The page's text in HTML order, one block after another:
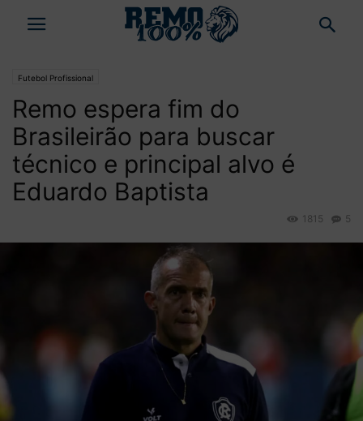
Futebol Profissional
Remo espera fim do
Brasileirão para buscar
técnico e principal alvo é
Eduardo Baptista
5
1815